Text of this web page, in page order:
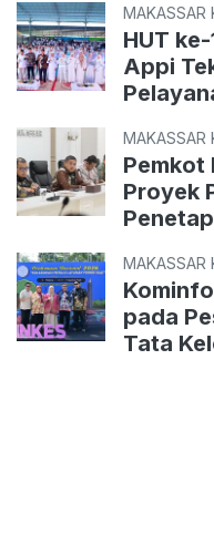
MAKASSAR
HUT
Appi
MAKASSAR
Pemkot
Proyek
MAKASSAR
pada
Tata